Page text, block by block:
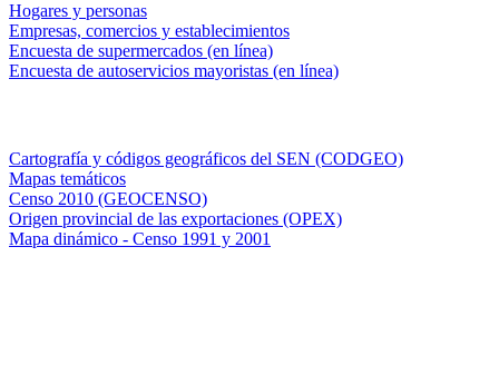
Hogares y personas
Empresas, comercios y establecimientos
Encuesta de supermercados (en línea)
Encuesta de autoservicios mayoristas (en línea)
Cartografía y códigos geográficos del SEN (CODGEO)
Mapas temáticos
Censo 2010 (GEOCENSO)
Origen provincial de las exportaciones (OPEX)
Mapa dinámico - Censo 1991 y 2001